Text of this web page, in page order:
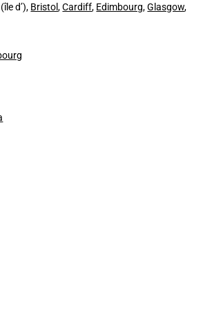
(île d’), Bristol,Cardiff, Edimbourg,Glasgow,